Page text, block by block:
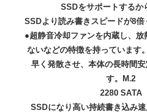
SSDをサポートするか
SSDより読み書きスピードが8倍
●超静音冷却ファンを内蔵し、放
ないなどの特徴を持っています
早く発散させ、本体の長時間
す。M.2
2280 SATA
SSDになり高い持続書き込み